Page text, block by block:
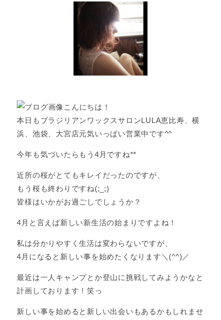
こんにちは！
本日もブラジリアンワックスサロンLULA恵比寿、横
浜、池袋、大宮店元気いっぱい営業中です^^
今年も気づいたらもう4月ですね**
近所の桜がとてもキレイだったのですが、
もう桜も終わりですね(;_;)
皆様はいかがお過ごしでしょうか？
4月と言えば新しい新生活の始まりですよね！
私は分かりやすく生活は変わらないですが、
4月になると新しい事を始めたくなります＼(^^)／
最近は一人キャンプとか登山に挑戦してみようかなと
計画しております！笑っ
新しい事を始めると新しい出会いもあるかもしれませ